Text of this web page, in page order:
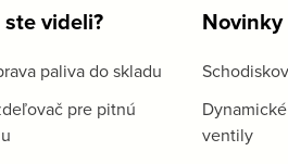
videli?
paliva do skladu
pre pitnú
ventily